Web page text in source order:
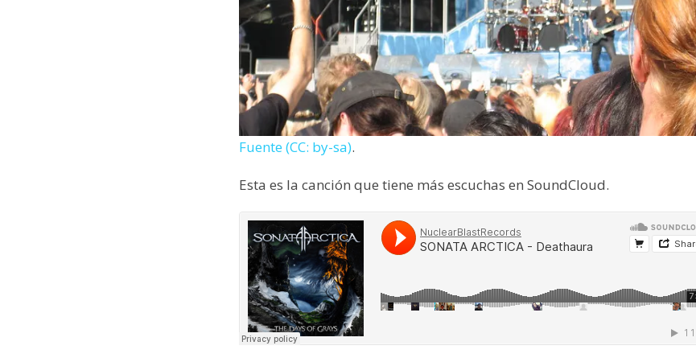
Fuente (CC: by-sa).
Esta es la canción que tiene más escuchas en SoundCloud.